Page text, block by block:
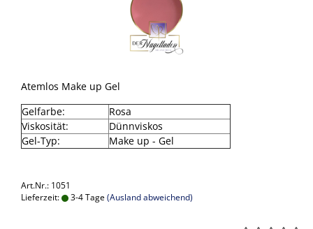
Atemlos Make up Gel
Gelfarbe:
Rosa
Viskosität:
Dünnviskos
Gel-Typ:
Make up - Gel
Art.Nr.: 1051
Lieferzeit:
3-4 Tage(Ausland abweichend)